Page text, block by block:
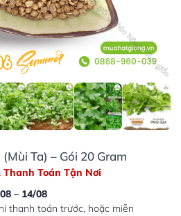
Ta) – Gói 20 Gram
Thanh Toán Tận Nơi
– 14/08
thanh toán trước, hoặc miễn